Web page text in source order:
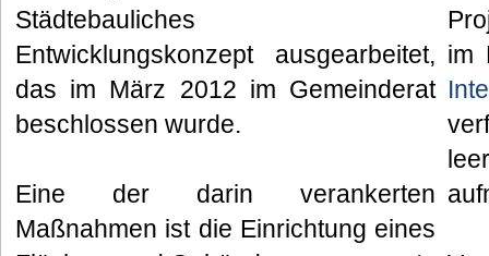
Städtebauliches
Entwicklungskonzept ausgearbeitet,
das im März 2012 im Gemeinderat
beschlossen wurde.
Eine der darin verankerten
Maßnahmen ist die Einrichtung eines
im